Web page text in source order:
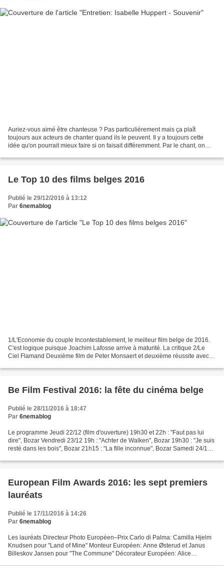
Auriez-vous aimé être chanteuse ? Pas particulièrement mais ça plaît
toujours aux acteurs de chanter quand ils le peuvent. Il y a toujours cette
idée qu'on pourrait mieux faire si on faisait différemment. Par le chant, on
Le Top 10 des films belges 2016
Publié le 29/12/2016 à 13:12
Par 6nemablog
1/L'Economie du couple Incontestablement, le meilleur film belge de 2016.
C'est logique puisque Joachim Lafosse arrive à maturité. La critique 2/Le
Ciel Flamand Deuxième film de Peter Monsaert et deuxième réussite avec
Be Film Festival 2016: la fête du cinéma belge
Publié le 28/11/2016 à 18:47
Par 6nemablog
Le programme Jeudi 22/12 (film d'ouverture) 19h30 et 22h : "Faut pas lui
dire", Bozar Vendredi 23/12 19h : "Achter de Walken", Bozar 19h30 : "Je suis
resté dans les bois", Bozar 21h15 : "La fille inconnue", Bozar Samedi 24/12
European Film Awards 2016: les sept premiers
lauréats
Publié le 17/11/2016 à 14:26
Par 6nemablog
Les lauréats Directeur Photo Européen–Prix Carlo di Palma: Camilla Hjelm
Knudsen pour "Land of Mine" Monteur Européen: Anne Østerud et Janus
Billeskov Jansen pour "The Commune" Décorateur Européen: Alice